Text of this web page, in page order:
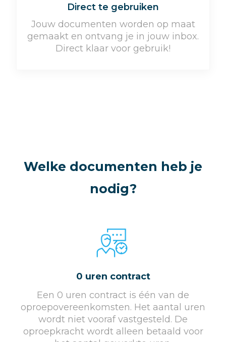
Direct te gebruiken
Jouw documenten worden op maat
gemaakt en ontvang je in jouw inbox.
Direct klaar voor gebruik!
Welke documenten heb je
nodig?
0 uren contract
Een 0 uren contract is één van de
oproepovereenkomsten. Het aantal uren
wordt niet vooraf vastgesteld. De
oproepkracht wordt alleen betaald voor